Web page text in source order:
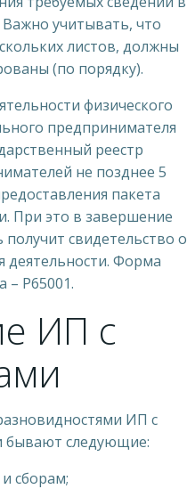
учитывать, что
листов, должны
(по порядку).
физического
предпринимателя
реестр
не позднее 5
пакета
При это в завершение
свидетельство о
деятельности. Форма
– P65001.
ИП с
ИП с
бывают следующие:
сборам;